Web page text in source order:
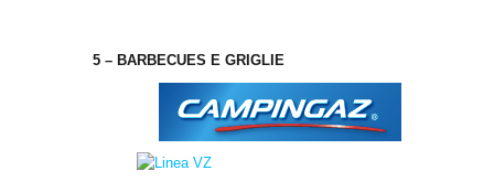
5 – BARBECUES E GRIGLIE